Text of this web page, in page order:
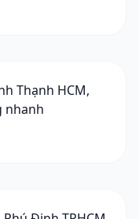
Thạnh HCM,
nhanh